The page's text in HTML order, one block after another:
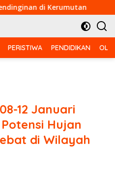
di Kerumutan
PERISTIWA PENDIDIKAN
12 Januari
Potensi Hujan
di Wilayah